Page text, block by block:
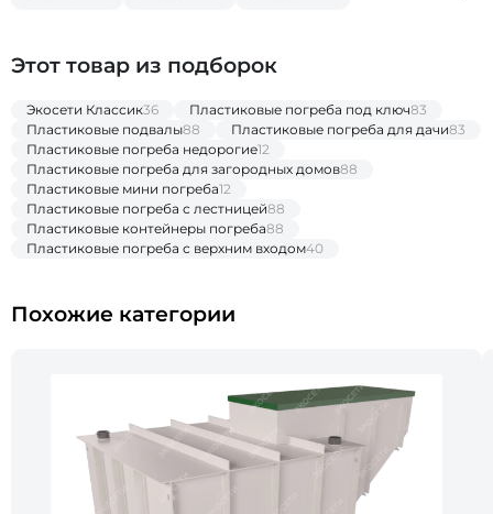
Этот товар из подборок
Экосети Классик36 Пластиковые погреба под ключ83
Пластиковые подвалы88 Пластиковые погреба для дачи83
Пластиковые погреба недорогие12
Пластиковые погреба для загородных домов88
Пластиковые мини погреба12
Пластиковые погреба с лестницей88
Пластиковые контейнеры погреба88
Пластиковые погреба с верхним входом40
Похожие категории